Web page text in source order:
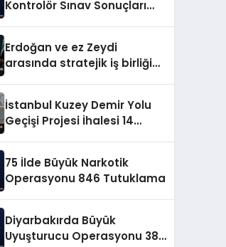
Kontrolör Sınav Sonuçları
Erdoğan ve ez Zeydi
arasında stratejik iş birliği
İstanbul Kuzey Demir Yolu
Geçişi Projesi İhalesi 14
75 İlde Büyük Narkotik
Operasyonu 846 Tutuklama
Diyarbakırda Büyük
Uyuşturucu Operasyonu 387